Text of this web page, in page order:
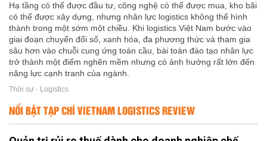
Hạ tầng có thể được đầu tư, công nghệ có thể được mua, kho bãi
có thể được xây dựng, nhưng nhân lực logistics không thể hình
thành trong một sớm một chiều. Khi logistics Việt Nam bước vào
giai đoạn chuyển đổi số, xanh hóa, đa phương thức và tham gia
sâu hơn vào chuỗi cung ứng toàn cầu, bài toán đào tạo nhân lực
trở thành một điểm nghẽn mềm nhưng có ảnh hưởng rất lớn đến
năng lực cạnh tranh của ngành.
Thời sự - Logistics
NỔI BẬT TẠP CHÍ VIETNAM LOGISTICS REVIEW